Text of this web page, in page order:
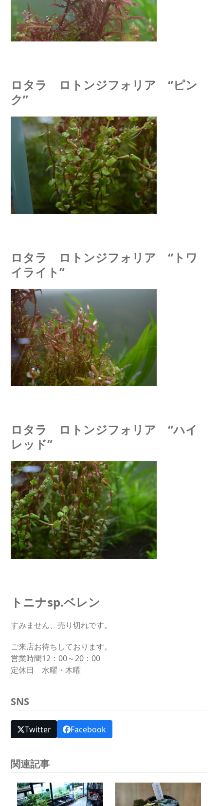
ロタラ ロトンジフォリア “ピン
ク”
ロタラ ロトンジフォリア “トワ
イライト”
ロタラ ロトンジフォリア “ハイ
レッド”
トニナsp.ベレン
すみません、売り切れです。
ご来店お待ちしております。
営業時間12：00～20：00
定休日 水曜・木曜
SNS
Twitter Facebook
関連記事